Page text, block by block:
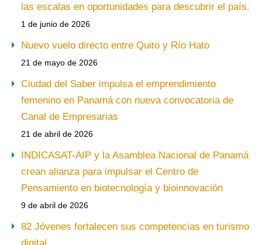
las escalas en oportunidades para descubrir el país.
1 de junio de 2026
Nuevo vuelo directo entre Quito y Río Hato
21 de mayo de 2026
Ciudad del Saber impulsa el emprendimiento
femenino en Panamá con nueva convocatoria de
Canal de Empresarias
21 de abril de 2026
INDICASAT-AIP y la Asamblea Nacional de Panamá
crean alianza para impulsar el Centro de
Pensamiento en biotecnología y bioinnovación
9 de abril de 2026
82 Jóvenes fortalecen sus competencias en turismo